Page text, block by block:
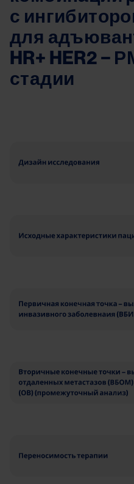
с
для
HR+ HER2 −
стадии